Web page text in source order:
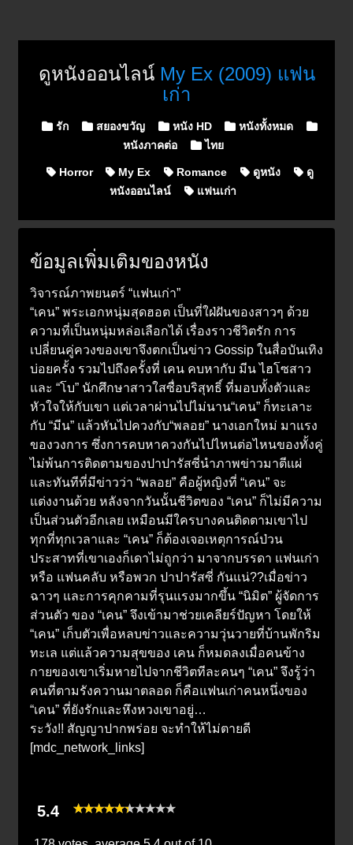
ดูหนังออนไลน์ My Ex (2009) แฟน
เก่า
Posted in
รัก สยองขวัญ หนัง HD
หนังทั้งหมด
หนังภาคต่อ
ไทย
Horror My Ex Romance ดูหนัง
ดู
หนังออนไลน์
แฟนเก่า
ข้อมูลเพิ่มเติมของหนัง
วิจารณ์ภาพยนตร์ “แฟนเก่า”
“เคน” พระเอกหนุ่มสุดฮอต เป็นที่ใฝ่ฝันของสาวๆ ด้วย
ความที่เป็นหนุ่มหล่อเลือกได้ เรื่องราวชีวิตรัก การ
เปลี่ยนคู่ควงของเขาจึงตกเป็นข่าว Gossip ในสื่อบันเทิง
บ่อยครั้ง รวมไปถึงครั้งที่ เคน คบหากับ มีน ไฮโซสาว
และ “โบ” นักศึกษาสาวใสซื่อบริสุทธิ์ ที่มอบทั้งตัวและ
หัวใจให้กับเขา แต่เวลาผ่านไปไม่นาน“เคน” ก็ทะเลาะ
กับ “มีน” แล้วหันไปควงกับ“พลอย” นางเอกใหม่ มาแรง
ของวงการ ซึ่งการคบหาควงกันไปไหนต่อไหนของทั้งคู่
ไม่พ้นการติดตามของปาปารัสซี่นำภาพข่าวมาตีแผ่
และทันทีที่มีข่าวว่า “พลอย” คือผู้หญิงที่ “เคน” จะ
แต่งงานด้วย หลังจากวันนั้นชีวิตของ “เคน” ก็ไม่มีความ
เป็นส่วนตัวอีกเลย เหมือนมีใครบางคนติดตามเขาไป
ทุกที่ทุกเวลาและ “เคน” ก็ต้องเจอเหตุการณ์ป่วน
ประสาทที่เขาเองก็เดาไม่ถูกว่า มาจากบรรดา แฟนเก่า
หรือ แฟนคลับ หรือพวก ปาปารัสซี่ กันแน่??เมื่อข่าว
ฉาวๆ และการคุกคามที่รุนแรงมากขึ้น “นิมิต” ผู้จัดการ
ส่วนตัว ของ “เคน” จึงเข้ามาช่วยเคลียร์ปัญหา โดยให้
“เคน” เก็บตัวเพื่อหลบข่าวและความวุ่นวายที่บ้านพักริม
ทะเล แต่แล้วความสุขของ เคน ก็หมดลงเมื่อคนข้าง
กายของเขาเริ่มหายไปจากชีวิตทีละคนๆ “เคน” จึงรู้ว่า
คนที่ตามรังควานมาตลอด ก็คือแฟนเก่าคนหนึ่งของ
“เคน” ที่ยังรักและหึงหวงเขาอยู่…
ระวัง!! สัญญาปากพร่อย จะทำให้ไม่ตายดี
[mdc_network_links]
5.4